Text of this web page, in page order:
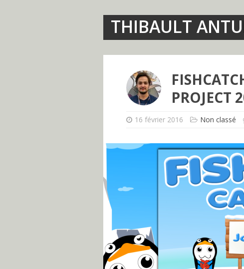
THIBAULT
PROJECT
16 février 2016 Non classé